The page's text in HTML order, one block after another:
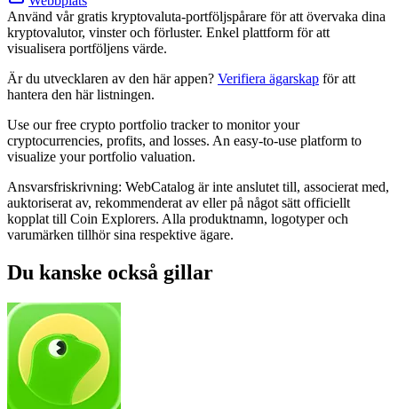
Använd vår gratis kryptovaluta-portföljspårare för att övervaka dina
kryptovalutor, vinster och förluster. Enkel plattform för att
visualisera portföljens värde.
Är du utvecklaren av den här appen? Verifiera ägarskap för att
hantera den här listningen.
Use our free crypto portfolio tracker to monitor your
cryptocurrencies, profits, and losses. An easy-to-use platform to
visualize your portfolio valuation.
Ansvarsfriskrivning: WebCatalog är inte anslutet till, associerat med,
auktoriserat av, rekommenderat av eller på något sätt officiellt
kopplat till Coin Explorers. Alla produktnamn, logotyper och
varumärken tillhör sina respektive ägare.
Du kanske också gillar